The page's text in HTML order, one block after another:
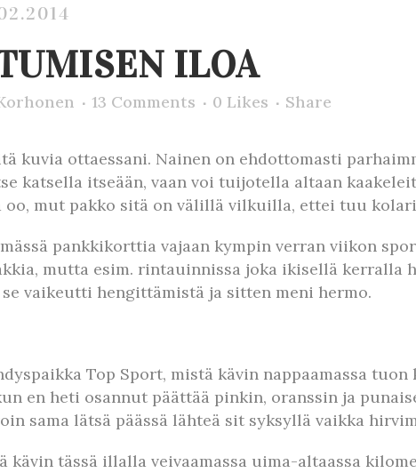
ILOA
13 Comments 0 Likes Share
kuvia ottaessani. Nainen on ehdottomasti
katsella itseään, vaan voi tuijotella altaan
oo, mut pakko sitä on välillä vilkuilla, ettei tuu
pankkikorttia vajaan kympin verran viikon
mutta esim. rintauinnissa joka ikisellä kerralla
vaikeutti hengittämistä ja sitten meni hermo.
Top Sport, mistä kävin nappaamassa tuon
en heti osannut päättää pinkin, oranssin ja
sama lätsä päässä lähteä sit syksyllä vaikka
tässä illalla veivaamassa uima-altaassa